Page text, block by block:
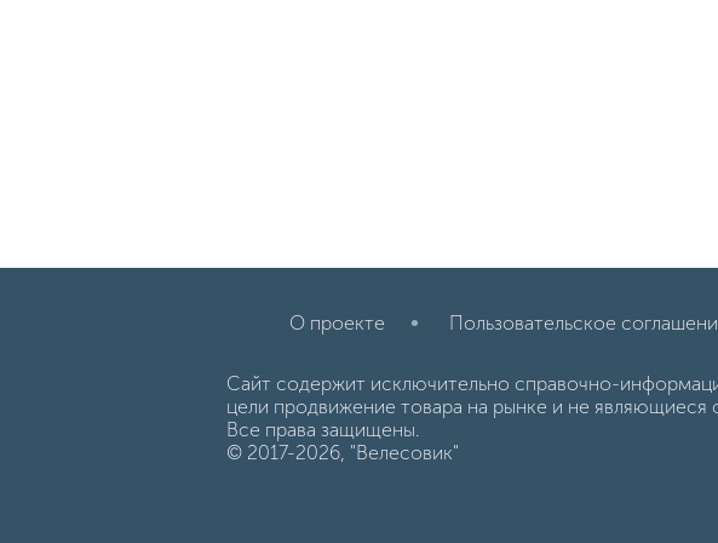
О проекте Пользовательское
Сайт содержит исключительно справочно-
цели продвижение товара на рынке и не являющиеся
Все права защищены.
© 2017-2026, "Велесовик"